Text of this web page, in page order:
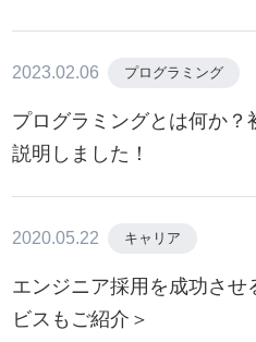
2023.02.06 プログラミング
プログラミングとは何か？
説明しました！
2020.05.22 キャリア
エンジニア採用を成功させ
ビスもご紹介＞